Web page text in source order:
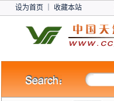
设为首页 收藏本站